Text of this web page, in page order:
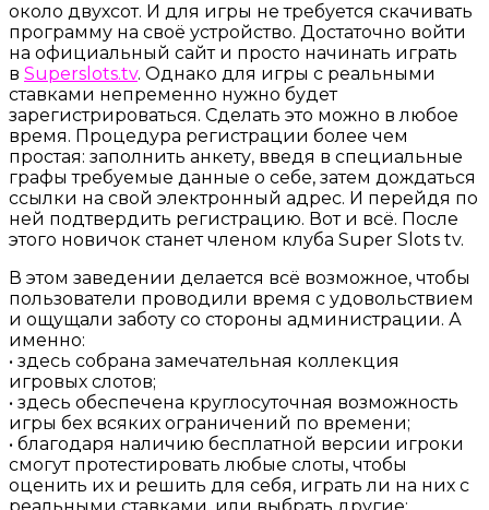
около двухсот. И для игры не требуется скачивать
программу на своё устройство. Достаточно войти
на официальный сайт и просто начинать играть
в Superslots.tv. Однако для игры с реальными
ставками непременно нужно будет
зарегистрироваться. Сделать это можно в любое
время. Процедура регистрации более чем
простая: заполнить анкету, введя в специальные
графы требуемые данные о себе, затем дождаться
ссылки на свой электронный адрес. И перейдя по
ней подтвердить регистрацию. Вот и всё. После
этого новичок станет членом клуба Super Slots tv.
В этом заведении делается всё возможное, чтобы
пользователи проводили время с удовольствием
и ощущали заботу со стороны администрации. А
именно:
• здесь собрана замечательная коллекция
игровых слотов;
• здесь обеспечена круглосуточная возможность
игры бех всяких ограничений по времени;
• благодаря наличию бесплатной версии игроки
смогут протестировать любые слоты, чтобы
оценить их и решить для себя, играть ли на них с